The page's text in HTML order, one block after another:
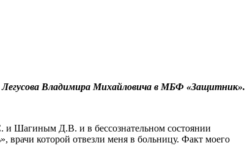
Владимира Михайловича в МБФ «Защитник».
Шагиным Д.В. и в бессознательном состоянии
которой отвезли меня в больницу. Факт моего